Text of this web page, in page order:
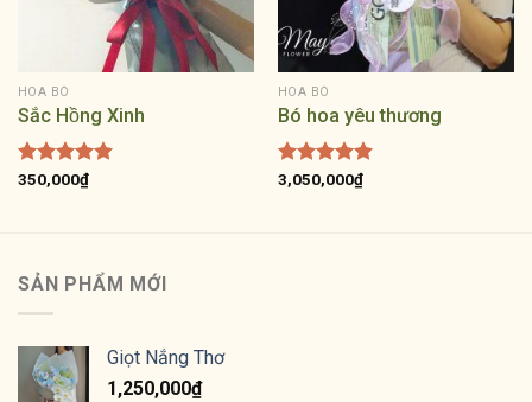
HOA BÓ
Sắc Hồng Xinh
Được xếp
350,000₫
HOA BÓ
Bó hoa yêu thương
Được xếp
3,050,000₫
SẢN PHẨM MỚI
Giọt Nắng Thơ
1,250,000₫